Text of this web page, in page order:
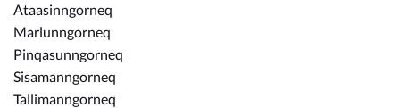
Ataasinngorneq
Marlunngorneq
Pinqasunngorneq
Sisamanngorneq
Tallimanngorneq